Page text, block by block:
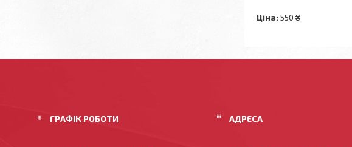
Ціна: 550 ₴
ГРАФІК РОБОТИ